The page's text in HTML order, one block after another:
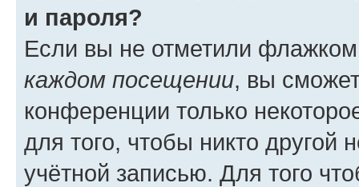
и пароля?
Если вы не отметили
каждом посещении, вы
конференции только
для того, чтобы никто другой
учётной записью. Для того